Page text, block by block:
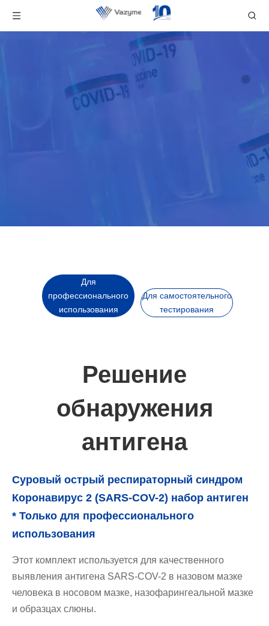
Для
профессионального
использования
Для самостоятельного
тестирования
Решение
обнаружения
антигена
Суровый острый респираторный синдром
Коронавирус 2 (SARS-COV-2) набор антиген
* Только для профессионального
использования
Этот комплект используется для качественного
выявления антигена SARS-COV-2 в назовом мазке
человека в носовом мазке, назофарингеальной мазке
и образцах слюны.